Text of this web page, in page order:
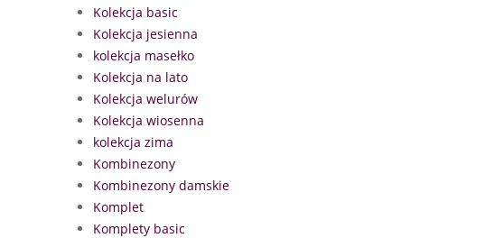
Kolekcja basic
Kolekcja jesienna
kolekcja masełko
Kolekcja na lato
Kolekcja welurów
Kolekcja wiosenna
kolekcja zima
Kombinezony
Kombinezony damskie
Komplet
Komplety basic